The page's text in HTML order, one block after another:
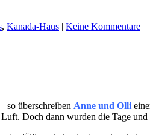
, Kanada-Haus | Keine Kommentare
so überschreiben Anne und Olli
Doch dann wurden die Tage